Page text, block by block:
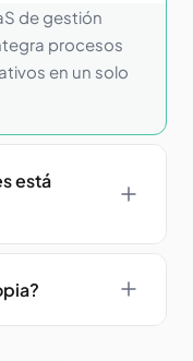
de gestión
procesos
en un solo
está
hospitales y
ambulatorios